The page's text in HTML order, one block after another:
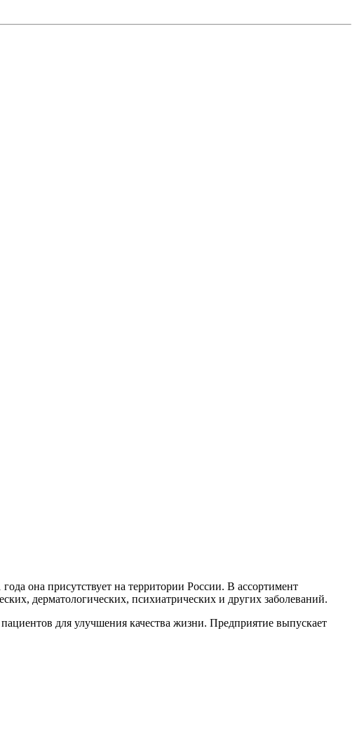
она присутствует на территории России. В ассортимент
дерматологических, психиатрических и других заболеваний.
для улучшения качества жизни. Предприятие выпускает